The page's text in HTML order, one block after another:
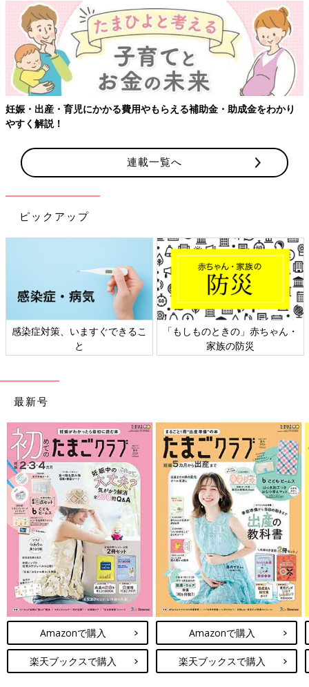
妊娠・出産・育児にかかる費用やもらえる補助金・助成金をわかり
やすく解説！
連載一覧へ
ピックアップ
感染症対策、いますぐできるこ
と
「もしものときの」赤ちゃん・
家族の防災
最新号
Amazonで購入
楽天ブックスで購入
Amazonで購入
楽天ブックスで購入